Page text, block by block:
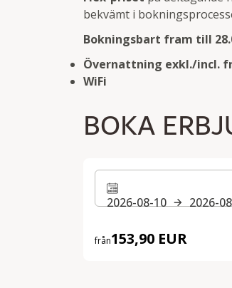
bekvämt i
Bokningsbart fram till
Övernattning exkl./incl.
WiFi
BOKA
2026-08-10 2026-
från153,90 EUR